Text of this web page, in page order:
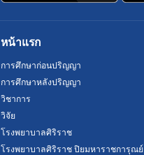
หน้าแรก
การศึกษาก่อนปริญญา
การศึกษาหลังปริญญา
วิชาการ
วิจัย
โรงพยาบาลศิริราช
โรงพยาบาลศิริราช ปิยมหาราชการุณย์